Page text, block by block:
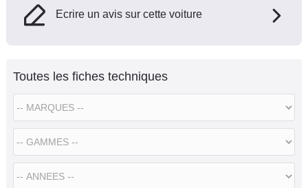
Ecrire un avis sur cette voiture
Toutes les fiches techniques